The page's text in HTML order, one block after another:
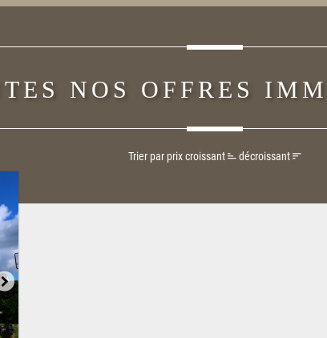
NOS OFFRES
Trier par prixcroissant décroissant